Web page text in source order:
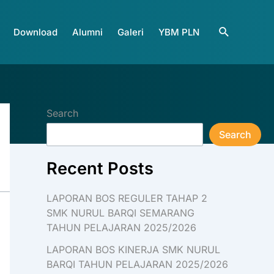
Download Alumni Galeri YBM PLN Search
Search
Search
Recent Posts
LAPORAN BOS REGULER TAHAP 2
SMK NURUL BARQI SEMARANG
TAHUN PELAJARAN 2025/2026
LAPORAN BOS KINERJA SMK NURUL
BARQI TAHUN PELAJARAN 2025/2026